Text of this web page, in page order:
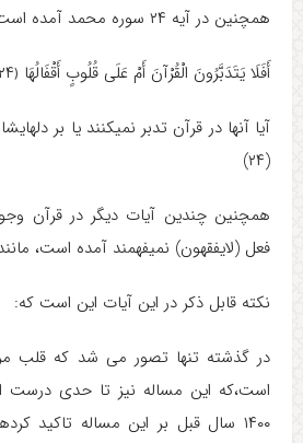
همچنین در آیه ۲۴ سوره محمد آمده است:
أَفَلَا یَتَدَبَّرُونَ الْقُرْآنَ أَمْ عَلَى قُلُوبٍ أَقْفَالُهَا ﴿۲۴﴾
آیا آنها در قرآن تدبر نمی‏کنند یا بر
(۲۴)
همچنین چندین آیات دیگر در قرآن
فعل (لایفقهون) نمی­فهمند آمده است، مانند آیه ۴۶ سوره
نکته قابل ذکر در این آیات این است که:
در گذشته تنها تصور می شد که قلب
است،که این مساله نیز تا حدی درست
۱۴۰۰ سال قبل بر این مساله تاکید